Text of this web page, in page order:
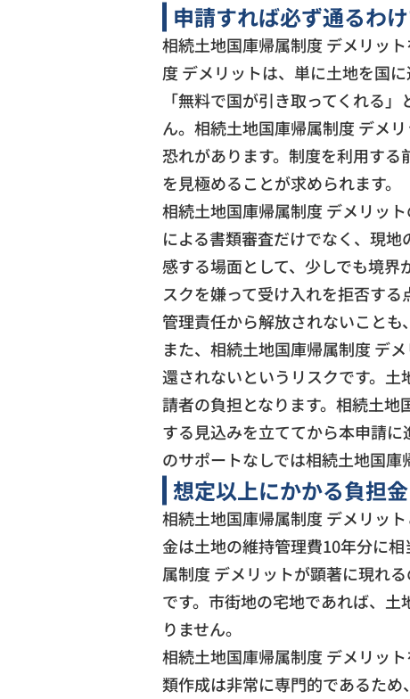
申請すれば必ず通るわ
相続土地国庫帰属制度 デメリッ
度 デメリットは、単に土地を国
「無料で国が引き取ってくれる
ん。相続土地国庫帰属制度 デメ
恐れがあります。制度を利用す
を見極めることが求められます。
相続土地国庫帰属制度 デメリッ
による書類審査だけでなく、現
感する場面として、少しでも境
スクを嫌って受け入れを拒否す
管理責任から解放されないことも
また、相続土地国庫帰属制度 デ
還されないというリスクです。
請者の負担となります。相続土
する見込みを立ててから本申請
のサポートなしでは相続土地国庫
想定以上にかかる負担
相続土地国庫帰属制度 デメリッ
金は土地の維持管理費10年分に
属制度 デメリットが顕著に現れ
です。市街地の宅地であれば、
りません。
相続土地国庫帰属制度 デメリッ
類作成は非常に専門的であるた